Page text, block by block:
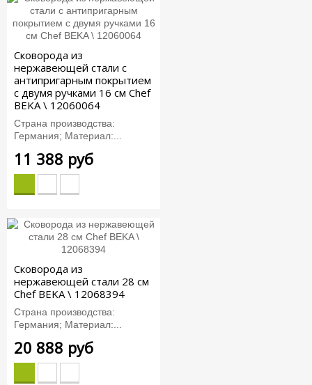
Сковорода из
нержавеющей стали с
антипригарным покрытием
с двумя ручками 16 см Chef
BEKA \ 12060064
Страна производства:
Германия; Материал:...
11 388 руб
Сковорода из
нержавеющей стали 28 см
Chef BEKA \ 12068394
Страна производства:
Германия; Материал:...
20 888 руб